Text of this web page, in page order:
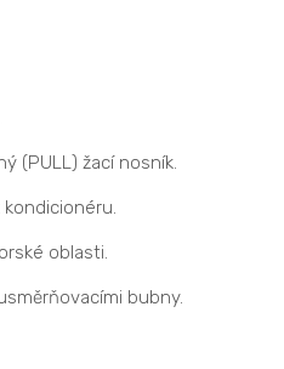
(PULL) žací nosník.
oblasti.
bubny.